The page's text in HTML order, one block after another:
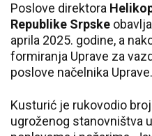
Poslove direktora
Republike Srpske
aprila 2025. godine, a
formiranja Uprave za
poslove načelnika Uprave.
Kusturić je rukovodio
ugroženog stanovništva